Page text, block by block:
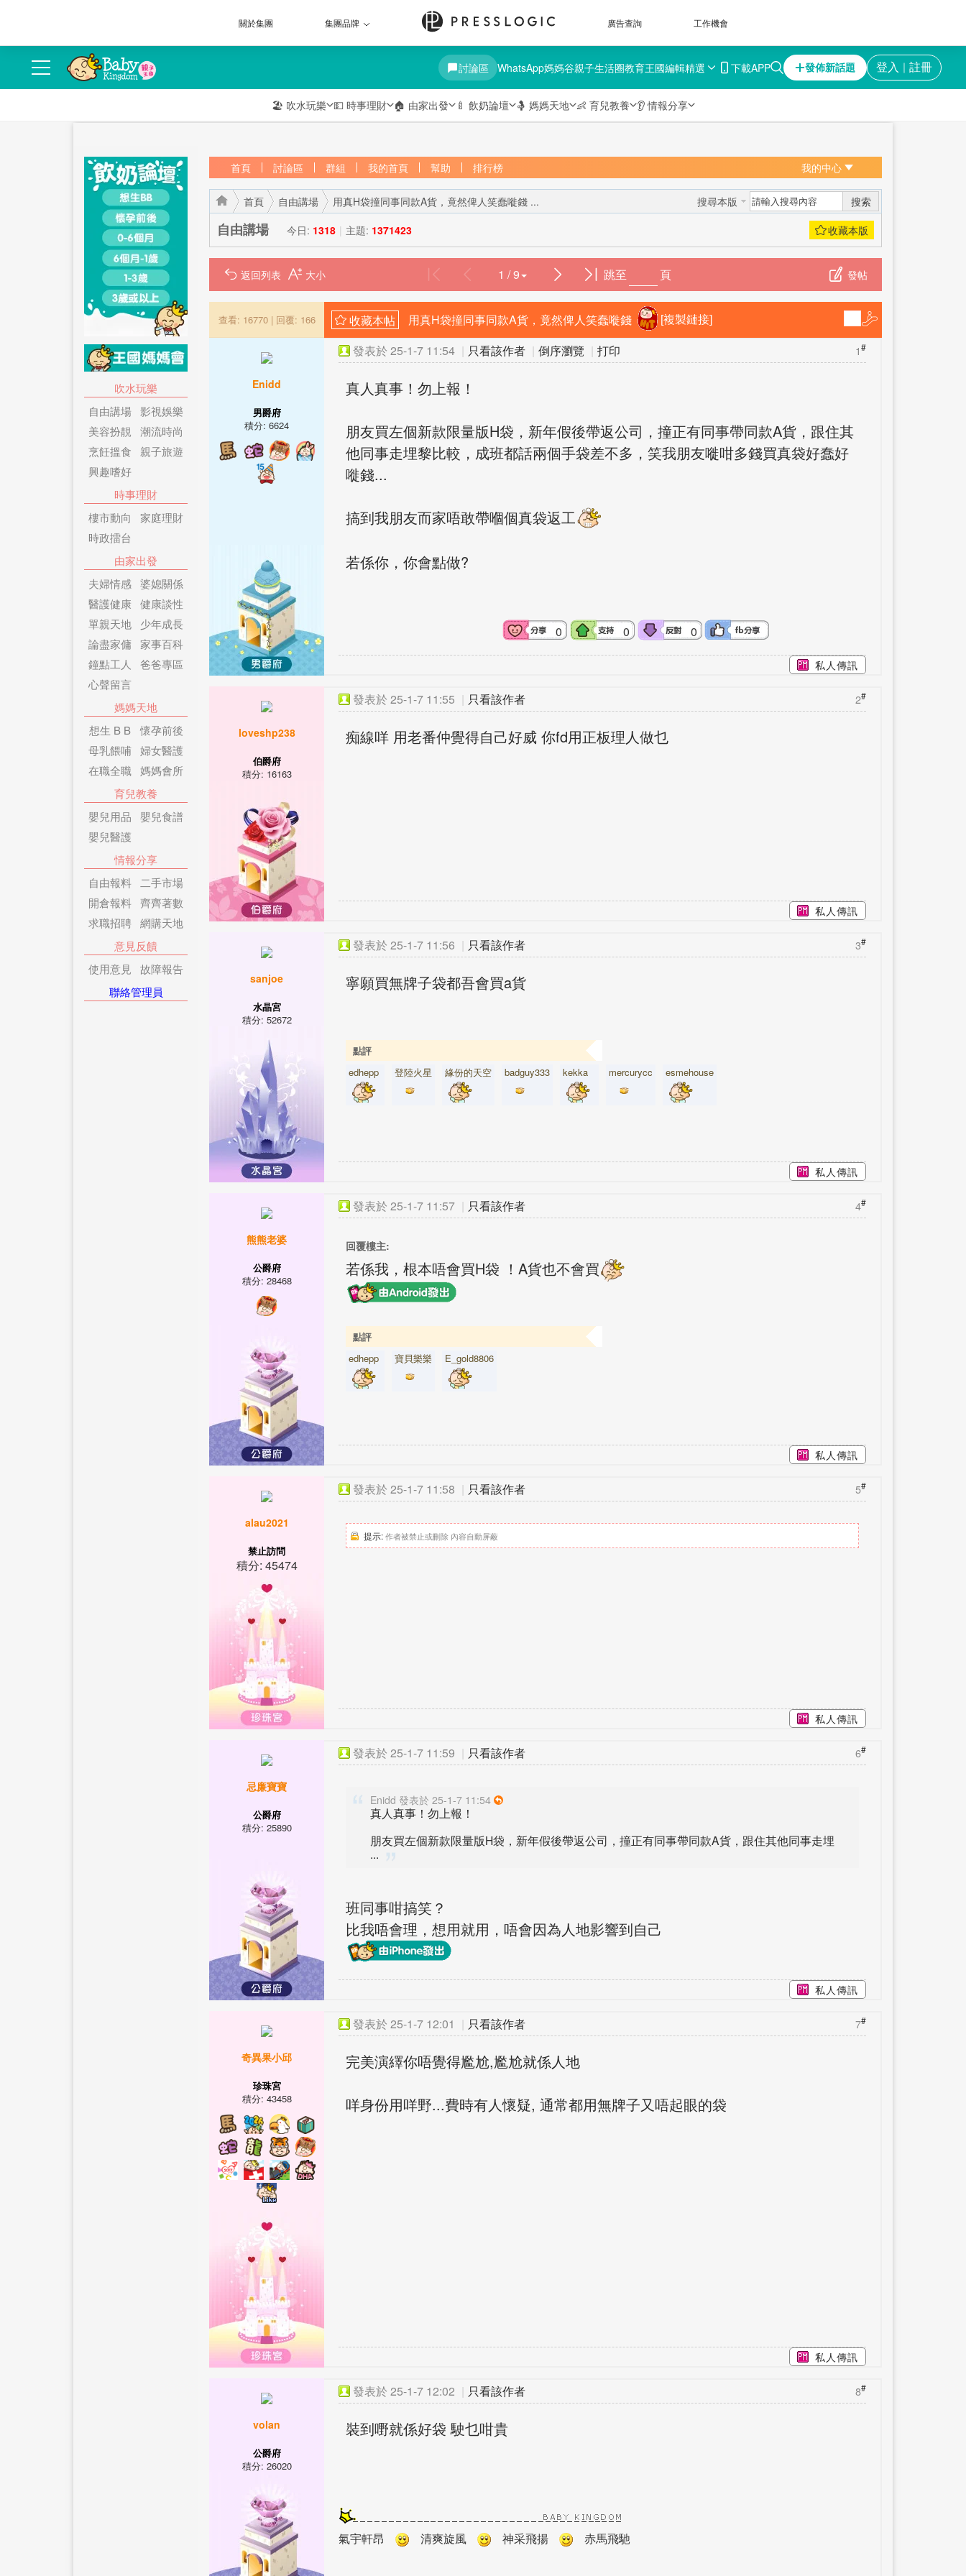
關於集團 集團品牌 廣告查詢 工作機會
討論區 WhatsApp媽媽谷親子生活圈教育王國編輯精選 下載APP 發佈新話題 登入 ｜ 註冊
🏖️ 吹水玩樂 💵 時事理財 🏠 由家出發 🍼 飲奶論壇 🤱 媽媽天地 👶 育兒教養 👂 情報分享
吹水玩樂
自由講場 影視娛樂
美容扮靚
潮流時尚
烹飪搵食
親子旅遊
興趣嗜好
時事理財
樓市動向
家庭理財
時政擂台
由家出發
夫婦情感 婆媳關係
醫護健康
健康談性
單親天地
少年成長
論盡家傭
家事百科
鐘點工人
爸爸專區
心聲留言
媽媽天地
想生 B B
懷孕前後
母乳餵哺 婦女醫護
在職全職
媽媽會所
育兒教養
嬰兒用品
嬰兒食譜
嬰兒醫護
情報分享
自由報料
二手市場
開倉報料 齊齊著數
求職招聘
網購天地
意見反饋
使用意見
故障報告
聯絡管理員
我的中心
首頁 討論區 群組 我的首頁 幫助 排行榜
搜尋本版 搜索
首頁
›
自由講場 用真H袋撞同事同款A貨，竟然俾人笑蠢嘥錢 ...
自由講場 今日: 1318 | 主題: 1371423
發帖
返回列表 1 / 9 跳至 頁
查看: 16770| 回覆: 166 用真H袋撞同事同款A貨，竟然俾人笑蠢嘥錢 [複製鏈接]
Enidd
男爵府
積分: 6624
1#
發表於 25-1-7 11:54 | 只看該作者 | 倒序瀏覽 | 打印
真人真事！勿上報！
朋友買左個新款限量版H袋，新年假後帶返公司，撞正有同事帶同款A貨，跟住其
他同事走埋黎比較，成班都話兩個手袋差不多，笑我朋友嘥咁多錢買真袋好蠢好
嘥錢...
搞到我朋友而家唔敢帶嗰個真袋返工
若係你，你會點做?
0 0 0
私人傳訊
loveshp238
伯爵府
積分: 16163
2#
發表於 25-1-7 11:55 | 只看該作者
痴線咩 用老番仲覺得自己好威 你fd用正板理人做乜
私人傳訊
sanjoe
水晶宮
積分: 52672
3#
發表於 25-1-7 11:56 | 只看該作者
寧願買無牌子袋都吾會買a貨
點評
edhepp
登陸火星 緣份的天空 badguy333 kekka mercurycc esmehouse
私人傳訊
熊熊老婆
公爵府
積分: 28468
4#
發表於 25-1-7 11:57 | 只看該作者
回覆樓主:
若係我，根本唔會買H袋 ！A貨也不會買
點評
edhepp
寶貝樂樂 E_gold8806
私人傳訊
alau2021
禁止訪問
積分: 45474
5#
發表於 25-1-7 11:58 | 只看該作者
提示: 作者被禁止或刪除 內容自動屏蔽
私人傳訊
忌廉寶寶
公爵府
積分: 25890
6#
發表於 25-1-7 11:59 | 只看該作者
Enidd 發表於 25-1-7 11:54
真人真事！勿上報！
朋友買左個新款限量版H袋，新年假後帶返公司，撞正有同事帶同款A貨，跟住其他同事走埋
...
班同事咁搞笑？
比我唔會理，想用就用，唔會因為人地影響到自己
私人傳訊
奇異果小邱
珍珠宮
積分: 43458
7#
發表於 25-1-7 12:01 | 只看該作者
完美演繹你唔覺得尷尬,尷尬就係人地
咩身份用咩野...費時有人懷疑, 通常都用無牌子又唔起眼的袋
私人傳訊
volan
公爵府
積分: 26020
8#
發表於 25-1-7 12:02 | 只看該作者
裝到嘢就係好袋 駛乜咁貴
氣宇軒昂 清爽旋風 神采飛揚 赤馬飛馳